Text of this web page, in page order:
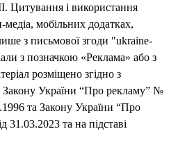
Цитування і використання
медіа, мобільних додатках,
з письмової згоди "ukraine-
з позначкою «Реклама» або з
розміщено згідно з
Закону України “Про рекламу” №
та Закону України “Про
31.03.2023 та на підставі